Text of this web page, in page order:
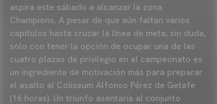
aspira este sábado a alcanzar la zona
Champions. A pesar de que aún faltan varios
capítulos hasta cruzar la línea de meta, sin duda,
solo con tener la opción de ocupar una de las
cuatro plazas de privilegio en el campeonato es
un ingrediente de motivación más para preparar
el asalto al Coliseum Alfonso Pérez de Getafe
(16 horas). Un triunfo asentaría al conjunto